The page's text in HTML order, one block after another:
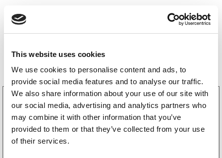
This website uses cookies
We use cookies to personalise content and ads, to
provide social media features and to analyse our traffic.
We also share information about your use of our site with
our social media, advertising and analytics partners who
may combine it with other information that you’ve
provided to them or that they’ve collected from your use
of their services.
Storsäljare
LGF Skylt Självhäftande
238 kr(190kr exkl. moms)